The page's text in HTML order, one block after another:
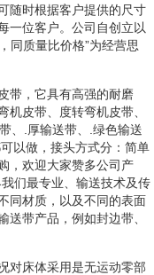
随时根据客户提供的尺寸
一位客户。公司自创立以
同质量比价格”为经营思
带，它具有高强的耐磨
皮带、度转弯机皮带、
、.厚输送带、.绿色输送
以做，接头方式分：简单
，欢迎大家赞多公司产
们最专业、输送技术及传
同材质，以及不同的表面
带产品，例如封边带、
对床体采用是无运动零部